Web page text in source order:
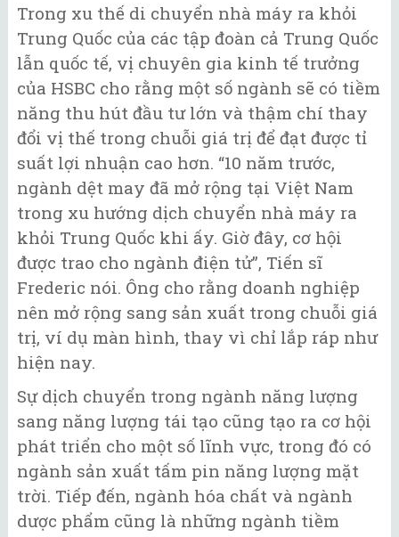
Trong xu thế di chuyển nhà máy ra khỏi
Trung Quốc của các tập đoàn cả Trung Quốc
lẫn quốc tế, vị chuyên gia kinh tế trưởng
của HSBC cho rằng một số ngành sẽ có tiềm
năng thu hút đầu tư lớn và thậm chí thay
đổi vị thế trong chuỗi giá trị để đạt được tỉ
suất lợi nhuận cao hơn. “10 năm trước,
ngành dệt may đã mở rộng tại Việt Nam
trong xu hướng dịch chuyển nhà máy ra
khỏi Trung Quốc khi ấy. Giờ đây, cơ hội
được trao cho ngành điện tử”, Tiến sĩ
Frederic nói. Ông cho rằng doanh nghiệp
nên mở rộng sang sản xuất trong chuỗi giá
trị, ví dụ màn hình, thay vì chỉ lắp ráp như
hiện nay.
Sự dịch chuyển trong ngành năng lượng
sang năng lượng tái tạo cũng tạo ra cơ hội
phát triển cho một số lĩnh vực, trong đó có
ngành sản xuất tấm pin năng lượng mặt
trời. Tiếp đến, ngành hóa chất và ngành
dược phẩm cũng là những ngành tiềm